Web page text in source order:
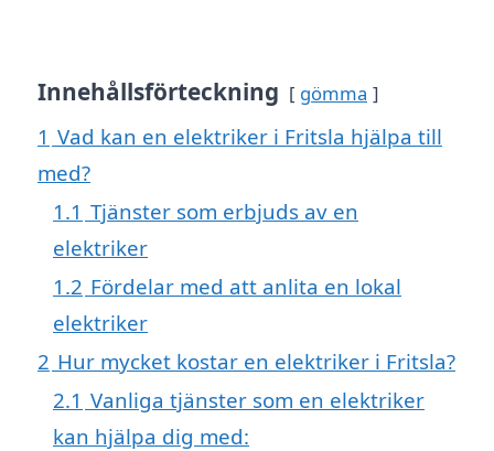
Innehållsförteckning gömma
1 Vad kan en elektriker i Fritsla hjälpa till
med?
1.1 Tjänster som erbjuds av en
elektriker
1.2 Fördelar med att anlita en lokal
elektriker
2 Hur mycket kostar en elektriker i Fritsla?
2.1 Vanliga tjänster som en elektriker
kan hjälpa dig med: